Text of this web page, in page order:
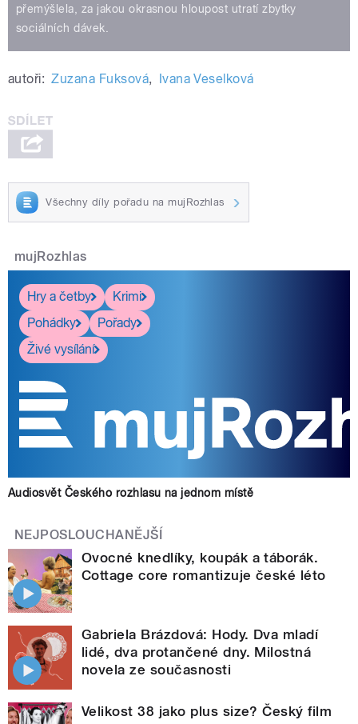
přemýšlela, za jakou okrasnou hloupost utratí zbytky
sociálních dávek.
autoři: Zuzana Fuksová, Ivana Veselková
Všechny díly pořadu na mujRozhlas
mujRozhlas
Hry a četby
Krimi
Pohádky
Pořady
Živé vysílání
Audiosvět Českého rozhlasu na jednom místě
NEJPOSLOUCHANĚJŠÍ
Ovocné knedlíky, koupák a táborák.
Cottage core romantizuje české léto
Gabriela Brázdová: Hody. Dva mladí
lidé, dva protančené dny. Milostná
novela ze současnosti
Velikost 38 jako plus size? Český film